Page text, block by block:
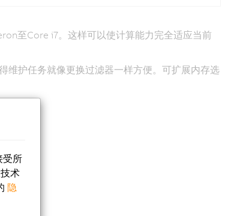
至Core i7。这样可以使计算能力完全适应当前
维护任务就像更换过滤器一样方便。可扩展内存选
受所
术
隐